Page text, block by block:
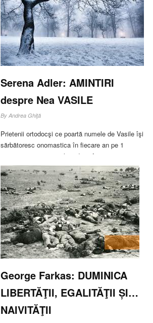
de ani de căsătorie. I-am regăsit învăluiţi în
acelaşi glob de tandreţe iscat – sunt
Read
more…
JAN 31, 2015 8 COMMENTS
Serena Adler: AMINTIRI
despre Nea VASILE
By Andrea Ghiţă
Prietenii ortodocşi ce poartă numele de Vasile îşi
sărbătoresc onomastica în fiecare an pe 1
ianuarie, o zi care mi-l readuce în memorie pe
«Nea Vasile Tâmplarul». Apelativul « tâmplarul »
arată şi în ce meserie era un mare meşter Nea
Vasile!
Read more…
JAN 14, 2015 2 COMMENTS
George Farkas: DUMINICA
LIBERTĂŢII, EGALITĂŢII ȘI…
NAIVITĂŢII